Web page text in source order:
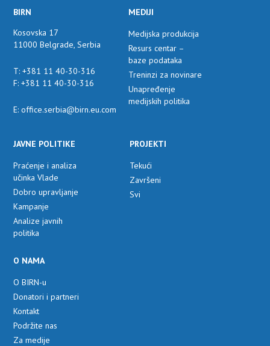
BIRN
Kosovska 17
11000 Belgrade, Serbia
T: +381 11 40-30-316
F: +381 11 40-30-316
E: office.serbia@birn.eu.com
MEDIJI
Medijska produkcija
Resurs centar –
baze podataka
Treninzi za novinare
Unapređenje
medijskih politika
JAVNE POLITIKE
Praćenje i analiza
učinka Vlade
Dobro upravljanje
Kampanje
Analize javnih
politika
PROJEKTI
Tekući
Završeni
Svi
O NAMA
O BIRN-u
Donatori i partneri
Kontakt
Podržite nas
Za medije